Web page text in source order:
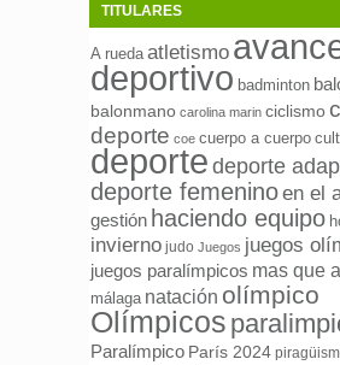
TITULARES
A rueda atletismo
deportivo badminton
balonmano carolina marin ciclismo
deporte coe cuerpo a cuerpo
deportedeporte
deporte femeninoen el
gestión haciendo equipo
invierno judo Juegos juegos
juegos paralímpicos mas que
málaga natación olímpico
Olímpicos
Paralímpico París 2024